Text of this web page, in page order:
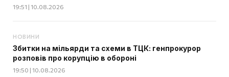
19:51 | 10.08.2026
НОВИНИ
Збитки на мільярди та схеми в ТЦК: генпрокурор
розповів про корупцію в обороні
19:50 | 10.08.2026